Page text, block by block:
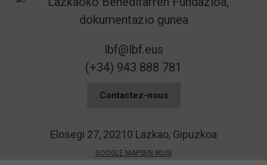
lbf@lbf.eus
(+34) 943 888 781
Contactez-nous
Elosegi 27, 20210 Lazkao, Gipuzkoa
GOOGLE MAPSEN IKUSI